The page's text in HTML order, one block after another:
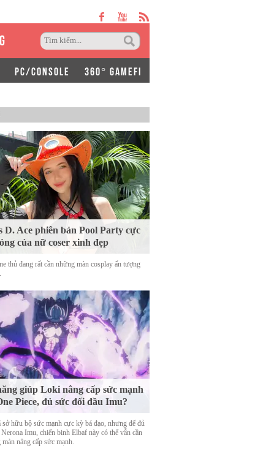
PC/CONSOLE 360° GAMEFI
D. Ace phiên bản Pool Party cực
của nữ coser xinh đẹp
thủ đang rất cần những màn cosplay ấn tượng
giúp Loki nâng cấp sức mạnh
Piece, đủ sức đối đầu Imu?
hữu bộ sức mạnh cực kỳ bá đạo, nhưng để đủ
Imu, chiến binh Elbaf này có thể vẫn cần
nâng cấp sức mạnh.